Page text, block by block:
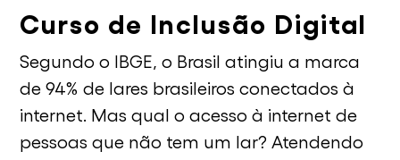
Curso de Inclusão Digital
Segundo o IBGE, o Brasil atingiu a marca
de 94% de lares brasileiros conectados à
internet. Mas qual o acesso à internet de
pessoas que não tem um lar? Atendendo